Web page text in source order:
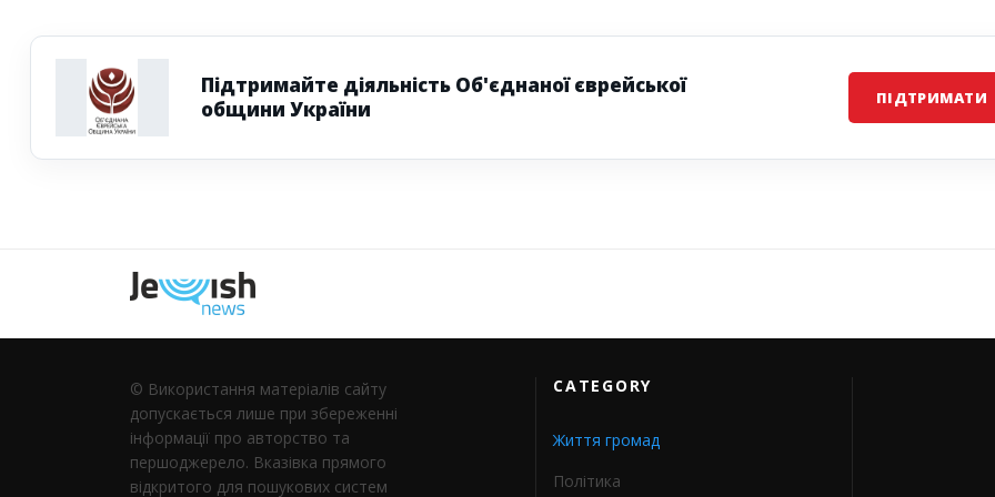
Підтримайте діяльність Об'єднаної єврейської
общини України
ПІДТРИМАТИ
© Використання матеріалів сайту
допускається лише при збереженні
інформації про авторство та
першоджерело. Вказівка ​​прямого
відкритого для пошукових систем
CATEGORY
Життя громад
Політика